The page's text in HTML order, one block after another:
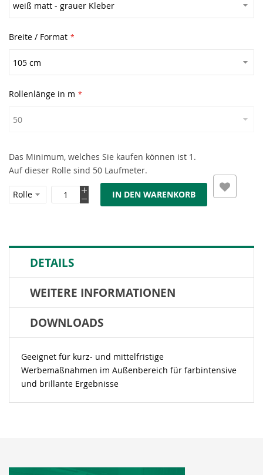
Breite / Format
Rollenlänge in m
Das Minimum, welches Sie kaufen können ist 1.
Auf dieser Rolle sind 50 Laufmeter.
IN DEN WARENKORB
DETAILS
WEITERE INFORMATIONEN
DOWNLOADS
Geeignet für kurz- und mittelfristige
Werbemaßnahmen im Außenbereich für farbintensive
und brillante Ergebnisse